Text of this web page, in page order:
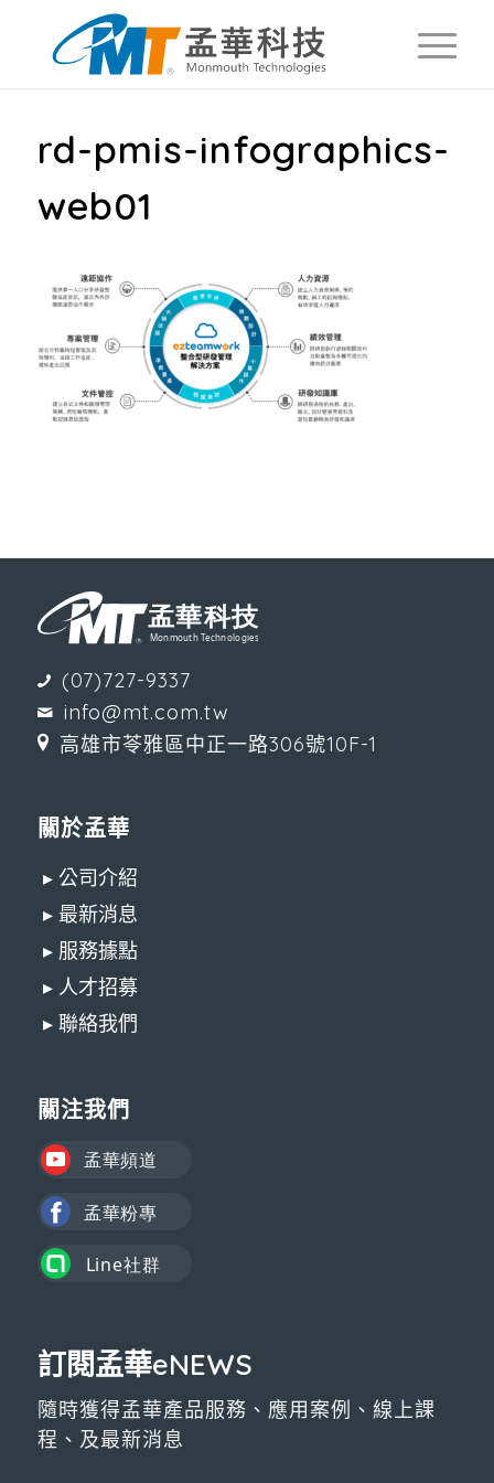
rd-pmis-infographics-
web01
(07)727-9337
info@mt.com.tw
高雄市苓雅區中正一路306號10F-1
關於孟華
▸ 公司介紹
▸ 最新消息
▸ 服務據點
▸ 人才招募
▸ 聯絡我們
關注我們
訂閱孟華eNEWS
隨時獲得孟華產品服務、應用案例、線上課
程、及最新消息